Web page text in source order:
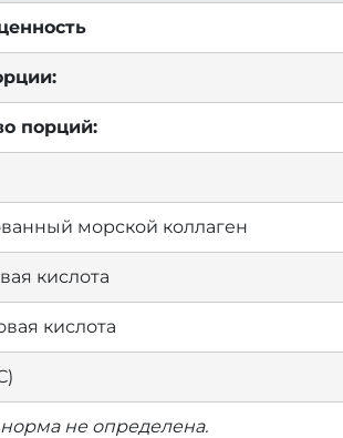
порций:
морской коллаген
кислота
кислота
не определена.